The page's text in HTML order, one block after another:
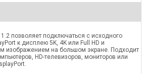
позволяет подключаться с исходного
к дисплею 5K, 4K или Full HD и
изображением на большом экране. Подходит
HD-телевизоров, мониторов или